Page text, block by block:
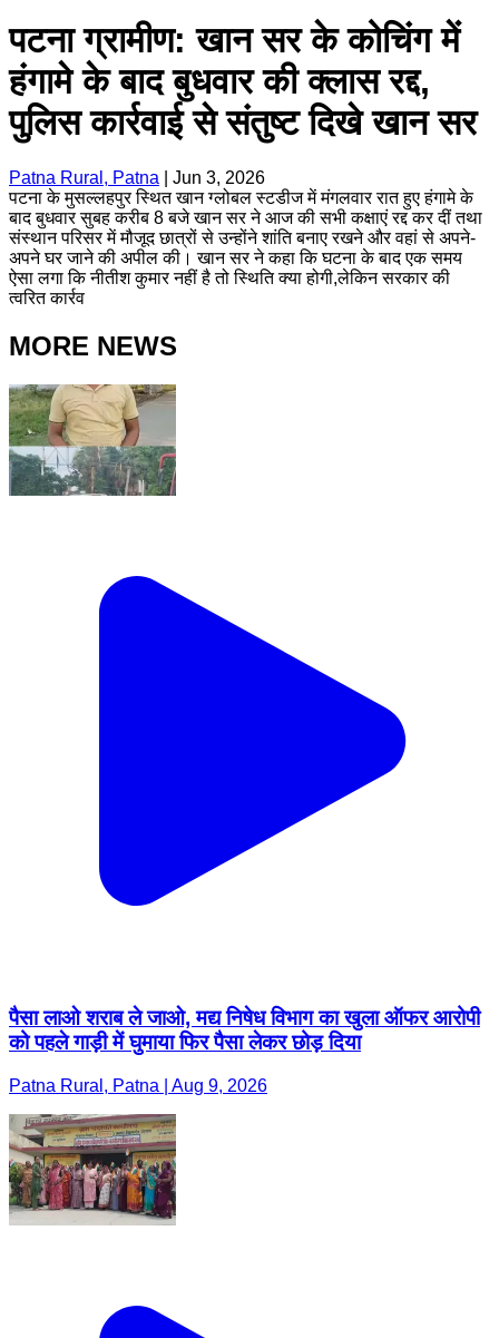
पटना ग्रामीण: खान सर के कोचिंग में
हंगामे के बाद बुधवार की क्लास रद्द,
पुलिस कार्रवाई से संतुष्ट दिखे खान सर
Patna Rural, Patna
Jun 3, 2026
पटना के मुसल्लहपुर स्थित खान ग्लोबल स्टडीज में मंगलवार रात हुए हंगामे के
बाद बुधवार सुबह करीब 8 बजे खान सर ने आज की सभी कक्षाएं रद्द कर दीं तथा
संस्थान परिसर में मौजूद छात्रों से उन्होंने शांति बनाए रखने और वहां से अपने-
अपने घर जाने की अपील की। खान सर ने कहा कि घटना के बाद एक समय
ऐसा लगा कि नीतीश कुमार नहीं है तो स्थिति क्या होगी,लेकिन सरकार की
त्वरित कार्रव
MORE NEWS
पैसा लाओ शराब ले जाओ, मद्य निषेध विभाग का खुला ऑफर आरोपी
को पहले गाड़ी में घुमाया फिर पैसा लेकर छोड़ दिया
Patna Rural, Patna | Aug 9, 2026